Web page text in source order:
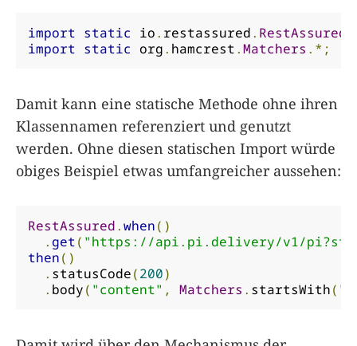
import static io. restassured. RestAssured
import static org. hamcrest.Matchers .*;
Damit kann eine statische Methode ohne ihren
Klassennamen referenziert und genutzt
werden. Ohne diesen statischen Import würde
obiges Beispiel etwas umfangreicher aussehen:
RestAssured.when()
. get( "https://api.pi.delivery/v1/
then()
. statusCode(200)
. body( "content" , Matchers . startsWith(